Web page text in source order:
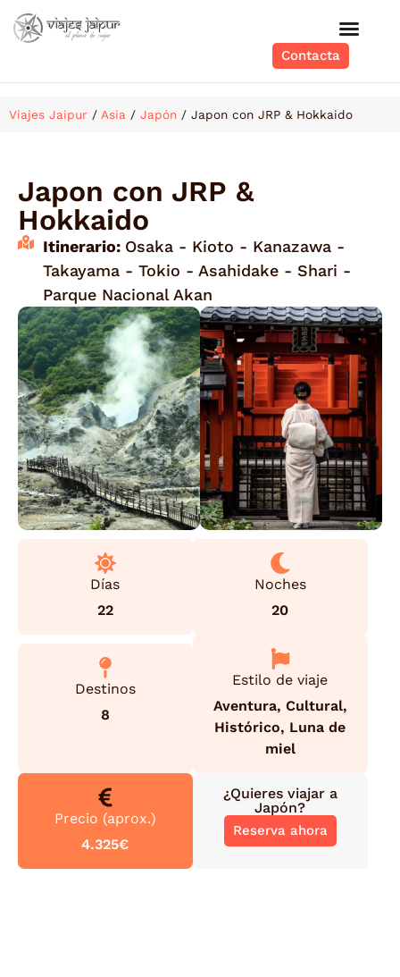
Contacta
Viajes Jaipur / Asia / Japón / Japon con JRP & Hokkaido
Japon con JRP &
Hokkaido
Itinerario: Osaka - Kioto - Kanazawa -
Takayama - Tokio - Asahidake - Shari -
Parque Nacional Akan
Días
22
Noches
20
Destinos
8
Estilo de viaje
Aventura, Cultural,
Histórico, Luna de
miel
Precio (aprox.)
4.325€
¿Quieres viajar a
Japón?
Reserva ahora